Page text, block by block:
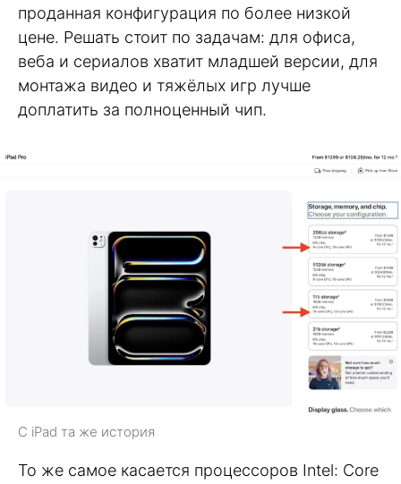
проданная конфигурация по более низкой
цене. Решать стоит по задачам: для офиса,
веба и сериалов хватит младшей версии, для
монтажа видео и тяжёлых игр лучше
доплатить за полноценный чип.
С iPad та же история
То же самое касается процессоров Intel: Core